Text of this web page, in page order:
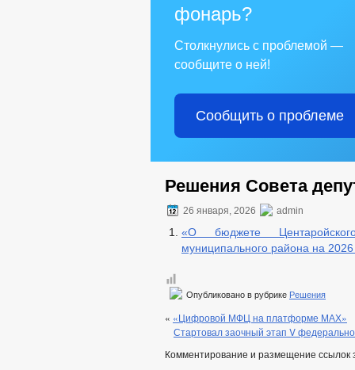
фонарь?
Столкнулись с проблемой —
сообщите о ней!
Сообщить о проблеме
Решения Совета
26 января, 2026 admin
«О бюджете
муниципального района на 2026
Опубликовано в рубрике Решения
« «Цифровой МФЦ на платформе МАХ»
Стартовал заочный этап V
Комментирование и размещение ссылок